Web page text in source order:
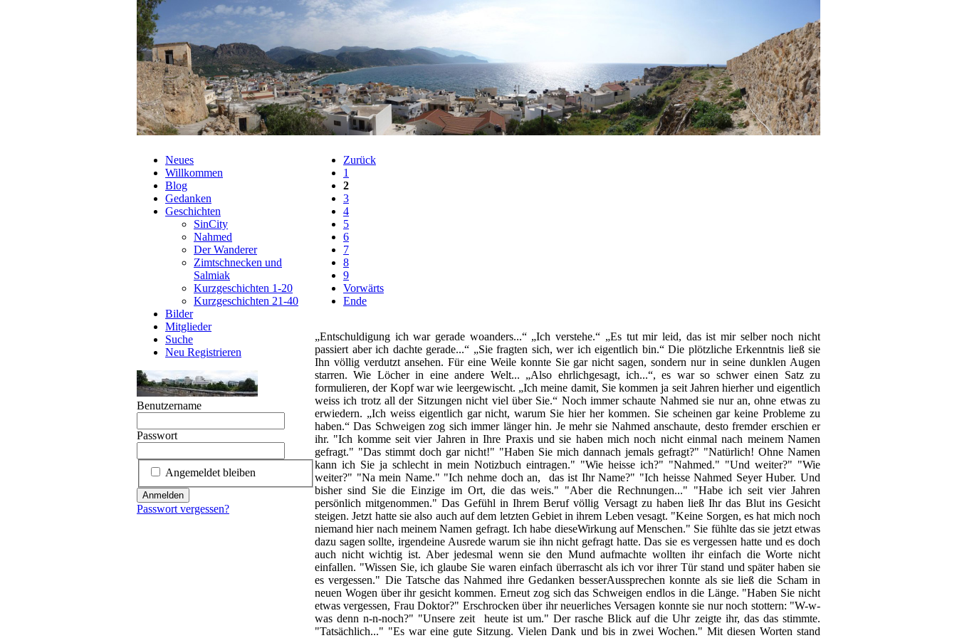
Zurück
1
2
3
4
5
6
7
8
9
Vorwärts
Ende
„Entschuldigung ich war gerade woanders...“ „Ich verstehe.“ „Es tut mir leid, das ist mir selber noch nicht
passiert aber ich dachte gerade...“ „Sie fragten sich, wer ich eigentlich bin.“ Die plötzliche Erkenntnis ließ sie
Ihn völlig verdutzt ansehen. Für eine Weile konnte Sie gar nicht sagen, sondern nur in seine dunklen Augen
starren. Wie Löcher in eine andere Welt... „Also ehrlichgesagt, ich...“, es war so schwer einen Satz zu
formulieren, der Kopf war wie leergewischt. „Ich meine damit, Sie kommen ja seit Jahren hierher und eigentlich
weiss ich trotz all der Sitzungen nicht viel über Sie.“ Noch immer schaute Nahmed sie nur an, ohne etwas zu
erwiedern. „Ich weiss eigentlich gar nicht, warum Sie hier her kommen. Sie scheinen gar keine Probleme zu
haben.“ Das Schweigen zog sich immer länger hin. Je mehr sie Nahmed anschaute, desto fremder erschien er
ihr. "Ich komme seit vier Jahren in Ihre Praxis und sie haben mich noch nicht einmal nach meinem Namen
gefragt." "Das stimmt doch gar nicht!" "Haben Sie mich dannach jemals gefragt?" "Natürlich! Ohne Namen
kann ich Sie ja schlecht in mein Notizbuch eintragen." "Wie heisse ich?" "Nahmed." "Und weiter?" "Wie
weiter?" "Na mein Name." "Ich nehme doch an, das ist Ihr Name?" "Ich heisse Nahmed Seyer Huber. Und
bisher sind Sie die Einzige im Ort, die das weis." "Aber die Rechnungen..." "Habe ich seit vier Jahren
persönlich mitgenommen." Das Gefühl in Ihrem Beruf völlig Versagt zu haben ließ Ihr das Blut ins Gesicht
steigen. Jetzt hatte sie also auch auf dem letzten Gebiet in ihrem Leben vesagt. "Keine Sorgen, es hat mich noch
niemand hier nach meinem Namen gefragt. Ich habe dieseWirkung auf Menschen." Sie fühlte das sie jetzt etwas
dazu sagen sollte, irgendeine Ausrede warum sie ihn nicht gefragt hatte. Das sie es vergessen hatte und es doch
auch nicht wichtig ist. Aber jedesmal wenn sie den Mund aufmachte wollten ihr einfach die Worte nicht
einfallen. "Wissen Sie, ich glaube Sie waren einfach überrascht als ich vor ihrer Tür stand und später haben sie
es vergessen." Die Tatsche das Nahmed ihre Gedanken besserAussprechen konnte als sie ließ die Scham in
neuen Wogen über ihr gesicht kommen. Erneut zog sich das Schweigen endlos in die Länge. "Haben Sie nicht
etwas vergessen, Frau Doktor?" Erschrocken über ihr neuerliches Versagen konnte sie nur noch stottern: "W-w-
was denn n-n-noch?" "Unsere zeit heute ist um." Der rasche Blick auf die Uhr zeigte ihr, das das stimmte.
"Tatsächlich..." "Es war eine gute Sitzung. Vielen Dank und bis in zwei Wochen." Mit diesen Worten stand
überspringen
Neues
Willkommen
Blog
Gedanken
Geschichten
SinCity
Nahmed
Der Wanderer
Zimtschnecken und
Salmiak
Kurzgeschichten 1-20
Kurzgeschichten 21-40
Bilder
Mitglieder
Suche
Neu Registrieren
Benutzername
Passwort
Angemeldet bleiben
Anmelden
Passwort vergessen?